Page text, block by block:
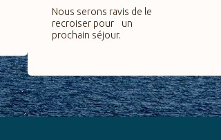
Nous serons ravis de le
recroiser pour un
prochain séjour.